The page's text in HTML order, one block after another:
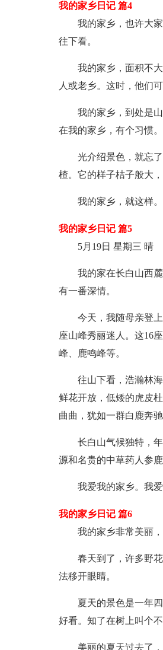
我的家乡日记 篇4
我的家乡，也许大
往下看。
我的家乡，面积不
人或老乡。这时，他们
我的家乡，到处是
在我的家乡，有个习惯
光介绍景色，就忘
楂。它的样子桔子般大
我的家乡，就这样
我的家乡日记 篇5
5月19日 星期三 晴
我的家在长白山西
有一番深情。
今天，我随母亲登
座山峰秀丽迷人。这16
峰、鹿鸣峰等。
往山下看，浩瀚林
鲜花开放，低矮的虎皮
曲曲，犹如一群白鹿奔
长白山气候独特，
源和名贵的中草药人参
我爱我的家乡。我爱
我的家乡日记 篇6
我的家乡非常美丽
春天到了，许多野
法移开眼睛。
夏天的景色是一年
好看。知了在树上叫个
美丽的夏天过去了